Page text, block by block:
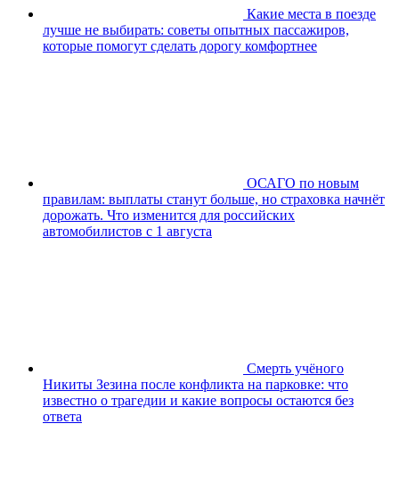
Какие места в поезде
лучше не выбирать: советы опытных пассажиров,
которые помогут сделать дорогу комфортнее
ОСАГО по новым
правилам: выплаты станут больше, но страховка начнёт
дорожать. Что изменится для российских
автомобилистов с 1 августа
Смерть учёного
Никиты Зезина после конфликта на парковке: что
известно о трагедии и какие вопросы остаются без
ответа